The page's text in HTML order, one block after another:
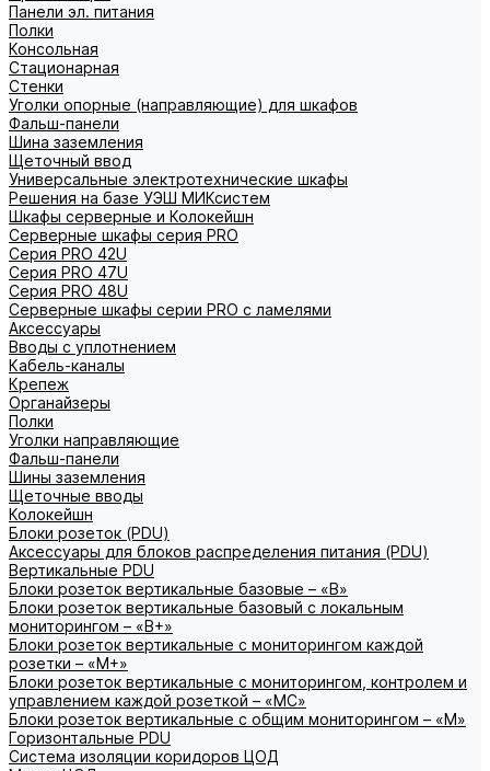
Панели эл. питания
Полки
Консольная
Стационарная
Стенки
Уголки опорные (направляющие) для шкафов
Фальш-панели
Шина заземления
Щеточный ввод
Универсальные электротехнические шкафы
Решения на базе УЭШ МИКсистем
Шкафы серверные и Колокейшн
Серверные шкафы серия PRO
Серия PRO 42U
Серия PRO 47U
Серия PRO 48U
Серверные шкафы серии PRO с ламелями
Аксессуары
Вводы с уплотнением
Кабель-каналы
Крепеж
Органайзеры
Полки
Уголки направляющие
Фальш-панели
Шины заземления
Щеточные вводы
Колокейшн
Блоки розеток (PDU)
Аксессуары для блоков распределения питания (PDU)
Вертикальные PDU
Блоки розеток вертикальные базовые – «В»
Блоки розеток вертикальные базовый с локальным
мониторингом – «В+»
Блоки розеток вертикальные с мониторингом каждой
розетки – «М+»
Блоки розеток вертикальные с мониторингом, контролем и
управлением каждой розеткой – «МС»
Блоки розеток вертикальные с общим мониторингом – «М»
Горизонтальные PDU
Система изоляции коридоров ЦОД